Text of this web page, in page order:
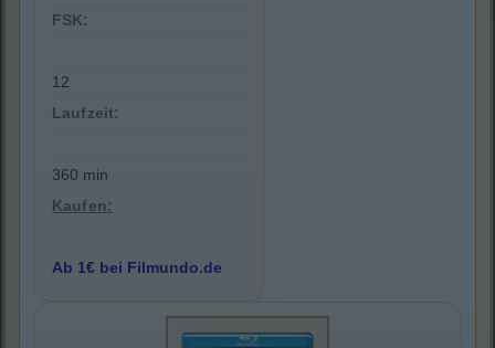
FSK:
12
Laufzeit:
360 min
Kaufen:
Ab 1€ bei Filmundo.de